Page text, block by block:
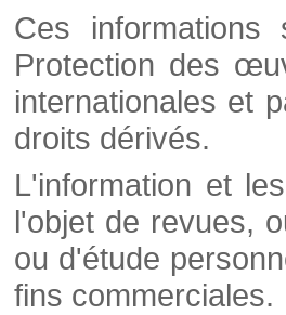
Ces
Protection des
internationales et
droits dérivés.
L'information et
l'objet de revues,
ou d'étude
fins commerciales.